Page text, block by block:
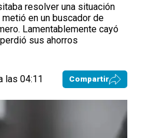
resolver una situación
en un buscador de
Lamentablemente cayó
sus ahorros
las 04:11 Compartir